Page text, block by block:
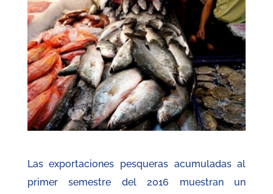
Las exportaciones pesqueras acumuladas al
primer semestre del 2016 muestran un